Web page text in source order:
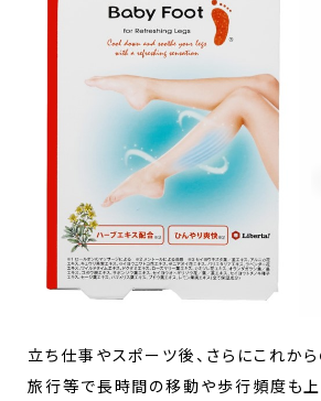
立ち仕事やスポーツ後、さらにこれか
旅行等で長時間の移動や歩行頻度も